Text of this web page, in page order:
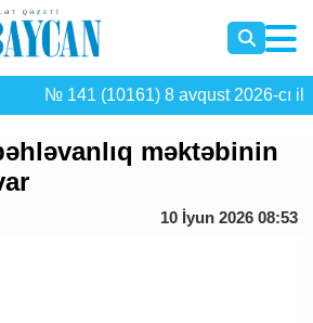
№ 141 (10161) 8 avqust 2026-cı il
məktəbinin
10 İyun 2026 08:53